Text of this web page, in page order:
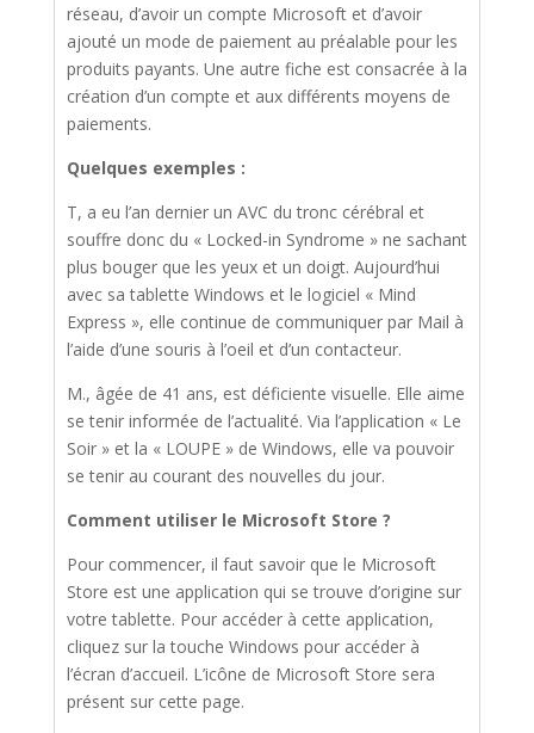
réseau, d’avoir un compte Microsoft et d’avoir
ajouté un mode de paiement au préalable pour les
produits payants. Une autre fiche est consacrée à la
création d’un compte et aux différents moyens de
paiements.
Quelques exemples :
T, a eu l’an dernier un AVC du tronc cérébral et
souffre donc du « Locked-in Syndrome » ne sachant
plus bouger que les yeux et un doigt. Aujourd’hui
avec sa tablette Windows et le logiciel « Mind
Express », elle continue de communiquer par Mail à
l’aide d’une souris à l’oeil et d’un contacteur.
M., âgée de 41 ans, est déficiente visuelle. Elle aime
se tenir informée de l’actualité. Via l’application « Le
Soir » et la « LOUPE » de Windows, elle va pouvoir
se tenir au courant des nouvelles du jour.
Comment utiliser le Microsoft Store ?
Pour commencer, il faut savoir que le Microsoft
Store est une application qui se trouve d’origine sur
votre tablette. Pour accéder à cette application,
cliquez sur la touche Windows pour accéder à
l’écran d’accueil. L’icône de Microsoft Store sera
présent sur cette page.